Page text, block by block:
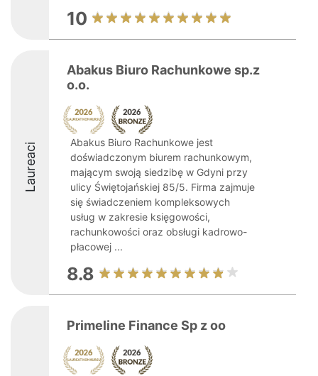
10
Laureaci
Abakus Biuro Rachunkowe sp.z
o.o.
Abakus Biuro Rachunkowe jest
doświadczonym biurem rachunkowym,
mającym swoją siedzibę w Gdyni przy
ulicy Świętojańskiej 85/5. Firma zajmuje
się świadczeniem kompleksowych
usług w zakresie księgowości,
rachunkowości oraz obsługi kadrowo-
płacowej ...
8.8
Primeline Finance Sp z oo